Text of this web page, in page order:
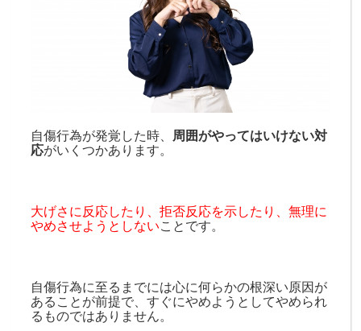
自傷行為が発覚した時、 周囲がやってはいけない対
応がいくつかあります。
大げさに反応したり、拒否反応を示したり、無理に
やめさせようとしないことです。
自傷行為に至るまでには心に何らかの根深い原因が
あることが前提で、すぐにやめようとしてやめられ
るものではありません。